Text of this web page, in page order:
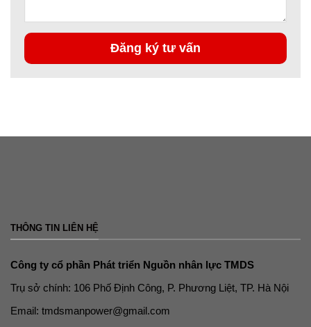
THÔNG TIN LIÊN HỆ
Công ty cổ phần Phát triển Nguồn nhân lực TMDS
Trụ sở chính: 106 Phố Định Công, P. Phương Liệt, TP. Hà Nội
Email: tmdsmanpower@gmail.com